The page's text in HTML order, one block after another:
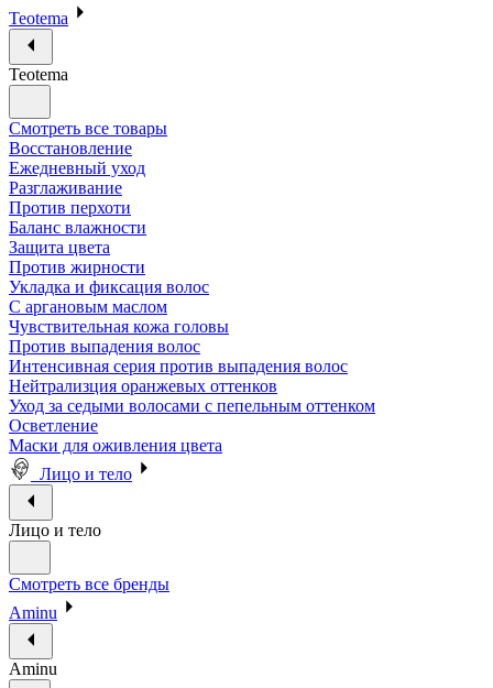
Teotema
Teotema
Смотреть все товары
Восстановление
Ежедневный уход
Разглаживание
Против перхоти
Баланс влажности
Защита цвета
Против жирности
Укладка и фиксация волос
С аргановым маслом
Чувствительная кожа головы
Против выпадения волос
Интенсивная серия против выпадения волос
Нейтрализция оранжевых оттенков
Уход за седыми волосами с пепельным оттенком
Осветление
Маски для оживления цвета
Лицо и тело
Лицо и тело
Смотреть все бренды
Aminu
Aminu